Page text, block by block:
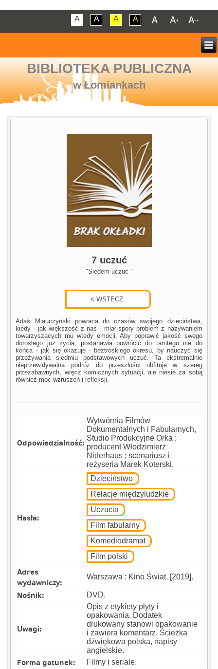
A A A A
BIBLIOTEKA PUBLICZNA
w Łomiankach
7 uczuć
"Siedem uczuć "
Adaś Miauczyński powraca do czasów swojego dzieciństwa,
kiedy - jak większość z nas - miał spory problem z nazywaniem
towarzyszących mu wtedy emocji. Aby poprawić jakość swego
dorosłego już życia, postanawia powrócić do tamtego nie do
końca - jak się okazuje - beztroskiego okresu, by nauczyć się
przeżywania siedmiu podstawowych uczuć. Ta ekstremalnie
nieprzewidywalna podróż do przeszłości obfituje w szereg
przezabawnych, wręcz komicznych sytuacji, ale niesie za sobą
również moc wzruszeń i refleksji.
Odpowiedzialność:
Wytwórnia Filmów
Dokumentalnych i Fabularnych,
Studio Produkcyjne Orka ;
producent Włodzimierz
Niderhaus ; scenariusz i
reżyseria Marek Koterski.
Hasła:
Dzieciństwo
Relacje międzyludzkie
Uczucia
Film fabularny
Komediodramat
Film polski
Adres
wydawniczy:
Warszawa : Kino Świat, [2019].
Nośnik: DVD.
Uwagi:
Opis z etykiety płyty i
opakowania. Dodatek
drukowany stanowi opakowanie
i zawiera komentarz. Ścieżka
dźwiękowa polska, napisy
angielskie.
Forma gatunek: Filmy i seriale.